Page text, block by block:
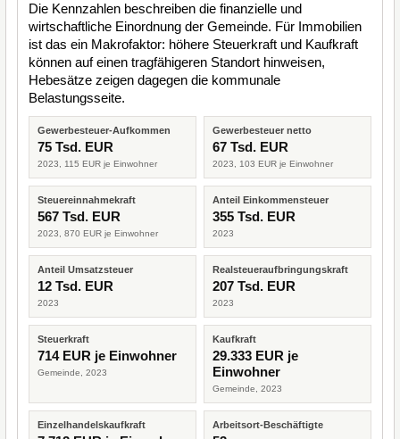
Die Kennzahlen beschreiben die finanzielle und
wirtschaftliche Einordnung der Gemeinde. Für Immobilien
ist das ein Makrofaktor: höhere Steuerkraft und Kaufkraft
können auf einen tragfähigeren Standort hinweisen,
Hebesätze zeigen dagegen die kommunale
Belastungsseite.
Gewerbesteuer-Aufkommen
75 Tsd. EUR
2023, 115 EUR je Einwohner
Gewerbesteuer netto
67 Tsd. EUR
2023, 103 EUR je Einwohner
Steuereinnahmekraft
567 Tsd. EUR
2023, 870 EUR je Einwohner
Anteil Einkommensteuer
355 Tsd. EUR
2023
Anteil Umsatzsteuer
12 Tsd. EUR
2023
Realsteueraufbringungskraft
207 Tsd. EUR
2023
Steuerkraft
714 EUR je Einwohner
Gemeinde, 2023
Kaufkraft
29.333 EUR je
Einwohner
Gemeinde, 2023
Einzelhandelskaufkraft Arbeitsort-Beschäftigte